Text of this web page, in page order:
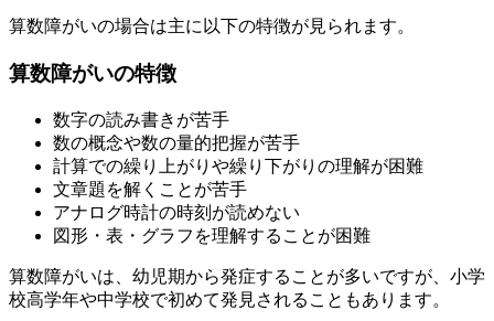
算数障がいの場合は主に以下の特徴が見られます。
算数障がいの特徴
数字の読み書きが苦手
数の概念や数の量的把握が苦手
計算での繰り上がりや繰り下がりの理解が困難
文章題を解くことが苦手
アナログ時計の時刻が読めない
図形・表・グラフを理解することが困難
算数障がいは、幼児期から発症することが多いですが、小学
校高学年や中学校で初めて発見されることもあります。